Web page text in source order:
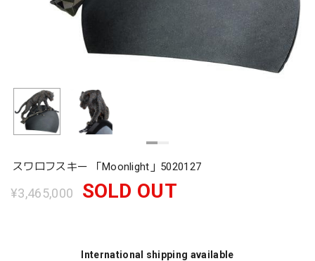
スワロフスキー 「Moonlight」5020127
¥3,465,000 SOLD OUT
International shipping available